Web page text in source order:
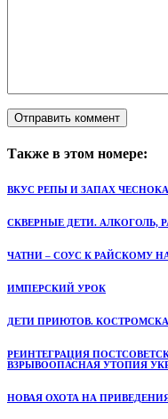
Также в этом номере:
ВКУС РЕПЫ И ЗАПАХ ЧЕСНОКА
СКВЕРНЫЕ ДЕТИ. АЛКОГОЛЬ,
ЧАТНИ – СОУС К РАЙСКОМУ
ИМПЕРСКИЙ УРОК
ДЕТИ ПРИЮТОВ.
РЕИНТЕГРАЦИЯ
ВЗРЫВООПАСНАЯ УТОПИЯ
НОВАЯ ОХОТА НА